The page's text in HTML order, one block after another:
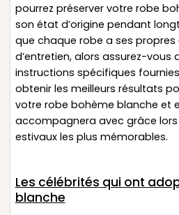
pourrez préserver votre robe
son état d’origine pendant
que chaque robe a ses
d’entretien, alors assurez-vous
instructions spécifiques
obtenir les meilleurs résultats
votre robe bohème blanche et
accompagnera avec grâce
estivaux les plus mémorables.
Les célébrités qui ont
blanche